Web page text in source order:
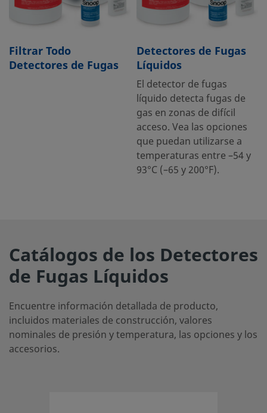
Filtrar Todo
Detectores de Fugas
Detectores de Fugas
Líquidos
El detector de fugas
líquido detecta fugas de
gas en zonas de difícil
acceso. Vea las opciones
que puedan utilizarse a
temperaturas entre –54 y
93°C (–65 y 200°F).
Catálogos de los Detectores
de Fugas Líquidos
Encuentre información detallada de producto,
incluidos materiales de construcción, valores
nominales de presión y temperatura, las opciones y los
accesorios.